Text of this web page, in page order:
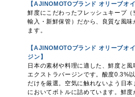
【AJINOMOTOブランド オリーブオイ
鮮度にこだわったフレッシュキープ
輸入・新鮮保管）だから、良質な風味
ます。
【AJINOMOTOブランド オリーブオ
ジン】
日本の素材や料理に適した、鮮度と
エクストラバージンです。酸度0.3%
だけを厳選。空気に触れないよう日
においてボトルに詰めています。鮮度